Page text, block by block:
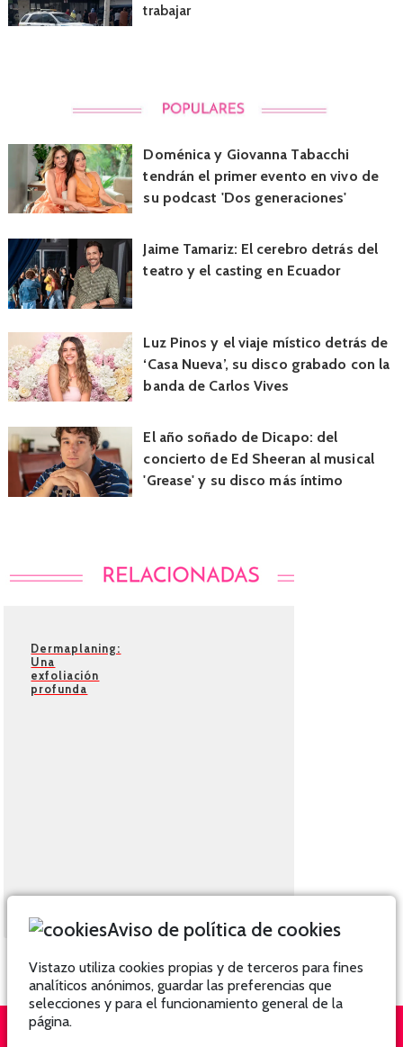
trabajar
Doménica y Giovanna Tabacchi
tendrán el primer evento en vivo de
su podcast 'Dos generaciones'
Jaime Tamariz: El cerebro detrás del
teatro y el casting en Ecuador
Luz Pinos y el viaje místico detrás de
‘Casa Nueva’, su disco grabado con la
banda de Carlos Vives
El año soñado de Dicapo: del
concierto de Ed Sheeran al musical
'Grease' y su disco más íntimo
Dermaplaning:
Una
exfoliación
profunda
Aviso de política de cookies
Vistazo utiliza cookies propias y de terceros para fines
analíticos anónimos, guardar las preferencias que
selecciones y para el funcionamiento general de la
página.